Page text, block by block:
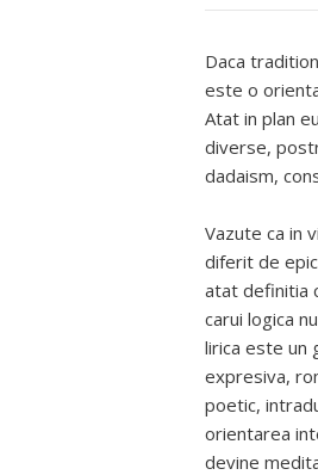
Daca
este o
Atat in plan
diverse,
dadaism,
Vazute ca in
diferit de
atat definitia
carui logica
lirica este un
expresiva,
poetic,
orientarea
devine